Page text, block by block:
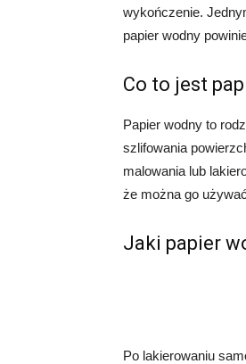
wykończenie.
papier wodny
Co to jest
Papier wodny to
szlifowania
malowania lub
że ​​można go
Jaki papier
Po lakierowaniu